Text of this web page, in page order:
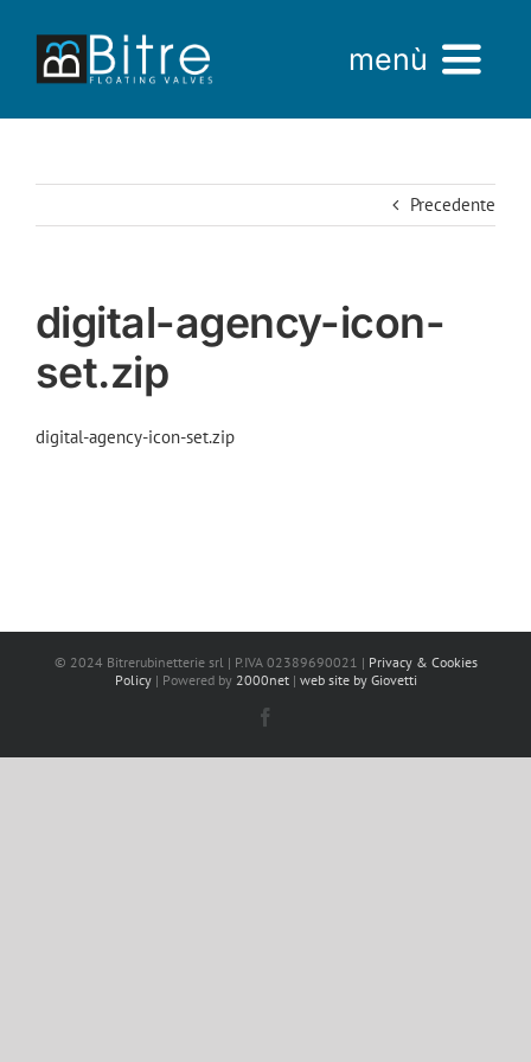
contenuto
menù
AREA VENDITE
Precedente
digital-agency-icon-
set.zip
digital-agency-icon-set.zip
© 2024 Bitrerubinetterie srl | P.IVA 02389690021 | Privacy & Cookies
Policy | Powered by 2000net| web site by Giovetti